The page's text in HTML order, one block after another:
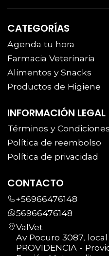
CATEGORÍAS
Agenda tu hora
Farmacia Veterinaria
Alimentos y Snacks
Productos de Higiene
INFORMACIÓN LEGAL
Términos y Condiciones
Política de reembolso
Política de privacidad
CONTACTO
+56966476148
56966476148
ValVet
Av Pocuro 3087, local
PROVIDENCIA -